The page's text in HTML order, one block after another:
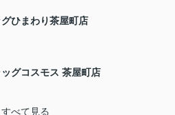
ひまわり茶屋町店
グコスモス 茶屋町店
すべて見る